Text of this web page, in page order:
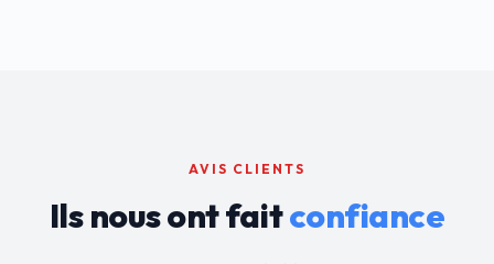
AVIS CLIENTS
Ils nous ont faitconfiance